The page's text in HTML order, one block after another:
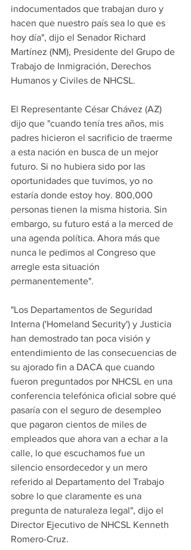
indocumentados que trabajan duro y
hacen que nuestro país sea lo que es
hoy día", dijo el Senador Richard
Martínez (NM), Presidente del Grupo de
Trabajo de Inmigración, Derechos
Humanos y Civiles de NHCSL.
El Representante César Chávez (AZ)
dijo que "cuando tenía tres años, mis
padres hicieron el sacrificio de traerme
a esta nación en busca de un mejor
futuro. Si no hubiera sido por las
oportunidades que tuvimos, yo no
estaría donde estoy hoy. 800,000
personas tienen la misma historia. Sin
embargo, su futuro está a la merced de
una agenda política. Ahora más que
nunca le pedimos al Congreso que
arregle esta situación
permanentemente".
"Los Departamentos de Seguridad
Interna ('Homeland Security') y Justicia
han demostrado tan poca visión y
entendimiento de las consecuencias de
su ajorado fin a DACA que cuando
fueron preguntados por NHCSL en una
conferencia telefónica oficial sobre qué
pasaría con el seguro de desempleo
que pagaron cientos de miles de
empleados que ahora van a echar a la
calle, lo que escuchamos fue un
silencio ensordecedor y un mero
referido al Departamento del Trabajo
sobre lo que claramente es una
pregunta de naturaleza legal", dijo el
Director Ejecutivo de NHCSL Kenneth
Romero-Cruz.